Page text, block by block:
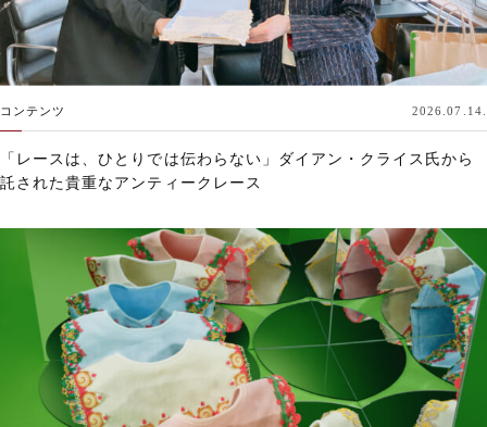
コンテンツ 2026.07.14.
「レースは、ひとりでは伝わらない」ダイアン・クライス氏から
託された貴重なアンティークレース